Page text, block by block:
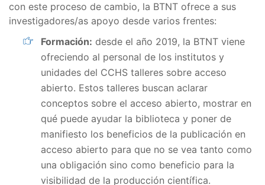
con este proceso de cambio, la BTNT ofrece a sus
investigadores/as apoyo desde varios frentes:
Formación: desde el año 2019, la BTNT viene
ofreciendo al personal de los institutos y
unidades del CCHS talleres sobre acceso
abierto. Estos talleres buscan aclarar
conceptos sobre el acceso abierto, mostrar en
qué puede ayudar la biblioteca y poner de
manifiesto los beneficios de la publicación en
acceso abierto para que no se vea tanto como
una obligación sino como beneficio para la
visibilidad de la producción científica.